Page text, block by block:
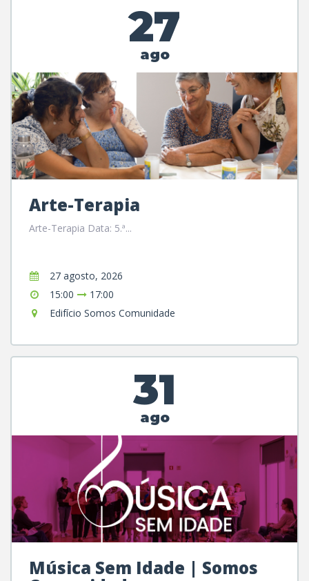
27
ago
Arte-Terapia
Arte-Terapia Data: 5.ª...
27 agosto, 2026
15:00
17:00
Edifício Somos Comunidade
31
ago
Música Sem Idade | Somos